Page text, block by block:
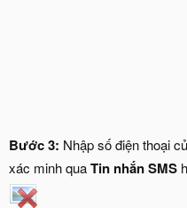
Bước 3: Nhập số điện thoại
xác minh quaTin nhắn SMS